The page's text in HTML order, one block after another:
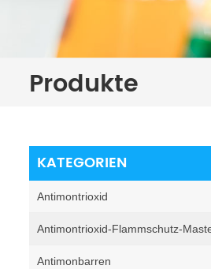
Produkte
KATEGORIEN
Antimontrioxid
Antimontrioxid-Flammschutz-
Antimonbarren